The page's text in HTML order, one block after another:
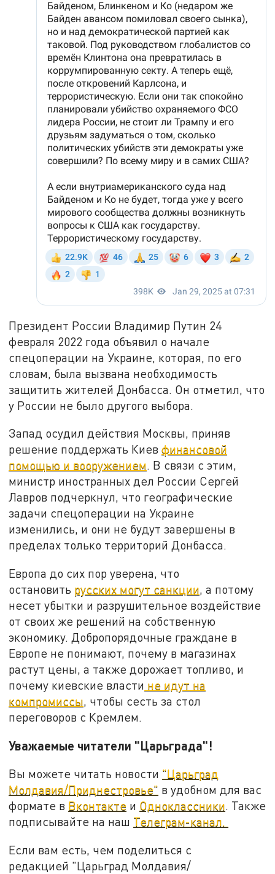
Президент России Владимир Путин 24
февраля 2022 года объявил о начале
спецоперации на Украине, которая, по его
словам, была вызвана необходимость
защитить жителей Донбасса. Он отметил, что
у России не было другого выбора.
Запад осудил действия Москвы, приняв
решение поддержать Киевфинансовой
помощью и вооружением. В связи с этим,
министр иностранных дел России Сергей
Лавров подчеркнул, что географические
задачи спецоперации на Украине
изменились, и они не будут завершены в
пределах только территорий Донбасса.
Европа до сих пор уверена, что
остановить русских могут санкции, а потому
несет убытки и разрушительное воздействие
от своих же решений на собственную
экономику. Добропорядочные граждане в
Европе не понимают, почему в магазинах
растут цены, а также дорожает топливо, и
почему киевские власти не идут на
компромиссы, чтобы сесть за стол
переговоров с Кремлем.
Уважаемые читатели "Царьграда"!
Вы можете читать новости "Царьград
Молдавия/Приднестровье" в удобном для вас
формате в Вконтакте и Одноклассники. Также
подписывайте на наш Телеграм-канал.
Если вам есть, чем поделиться с
редакцией "Царьград Молдавия/